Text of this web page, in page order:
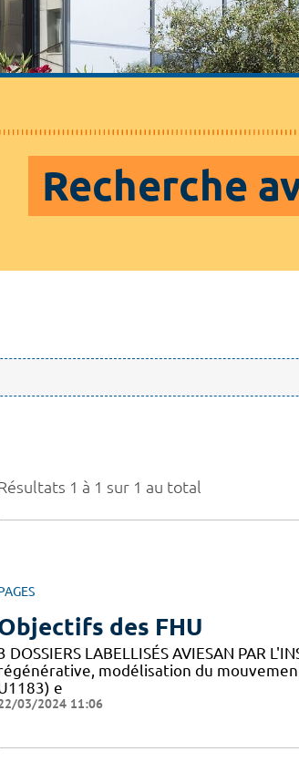
Recherche
1 à 1 sur 1 au total
des FHU
DOSSIERS LABELLISÉS AVIESAN PAR
modélisation du
e
03/2024 11:06